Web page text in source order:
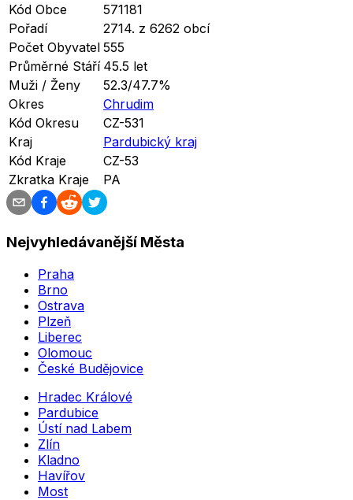
Kód Obce
571181
Pořadí
2714. z 6262 obcí
Počet Obyvatel 555
Průměrné Stáří 45.5 let
Muži / Ženy
52.3/47.7%
Okres
Chrudim
Kód Okresu
CZ-531
Kraj
Pardubický kraj
Kód Kraje
CZ-53
Zkratka Kraje
PA
Nejvyhledávanější Města
Praha
Brno
Ostrava
Plzeň
Liberec
Olomouc
České Budějovice
Hradec Králové
Pardubice
Ústí nad Labem
Zlín
Kladno
Havířov
Most